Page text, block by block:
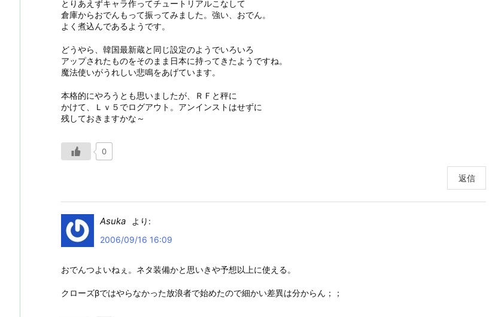
とりあえずキャラ作ってチュートリアルこなして
倉庫からおでんもって振ってみました。強い、おでん。
よく煮込んであるようです。
どうやら、韓国最新蔵と同じ設定のようでいろいろ
アップされたものをそのまま日本に持ってきたようですね。
魔法使いがうれしい悲鳴をあげています。
本格的にやろうとも思いましたが、ＲＦと秤に
かけて、Ｌｖ５でログアウト。アンインストはせずに
残しておきますかな～
0
返信
Asuka
より:
2006/09/16 16:09
おでんつよいねぇ。ネタ装備かと思いきや予想以上に使える。
クローズβではやらなかった放浪者で始めたので細かい差異は分からん；；